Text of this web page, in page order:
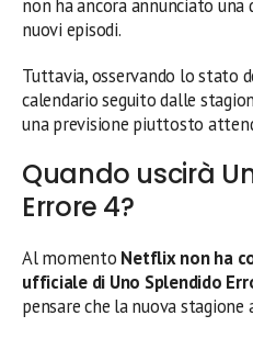
non ha ancora annunciato una
nuovi episodi.
Tuttavia, osservando lo stato
calendario seguito dalle
una previsione piuttosto
Quando uscirà
Errore 4?
Al momento Netflix non ha
ufficiale di Uno Splendido
pensare che la nuova stagione